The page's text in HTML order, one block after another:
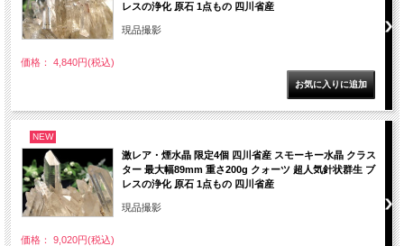
レスの浄化 原石 1点もの 四川省産
現品撮影
価格： 4,840円(税込)
NEW
激レア・煙水晶 限定4個 四川省産 スモーキー水晶 クラス
ター 最大幅89mm 重さ200g クォーツ 超人気針状群生 ブ
レスの浄化 原石 1点もの 四川省産
現品撮影
価格： 9,020円(税込)